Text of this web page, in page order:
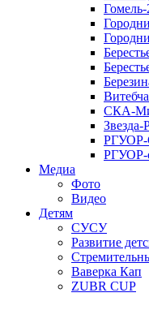
Гомель-
СКА-
РГУОР-
РГУОР-
Медиа
Фото
Видео
Детям
СУСУ
Развитие
Ваверка Кап
ZUBR CUP